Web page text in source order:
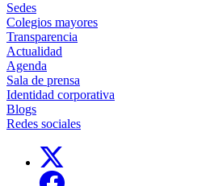
Sedes
Colegios mayores
Transparencia
Actualidad
Agenda
Sala de prensa
Identidad corporativa
Blogs
Redes sociales
Links, Opens in this window